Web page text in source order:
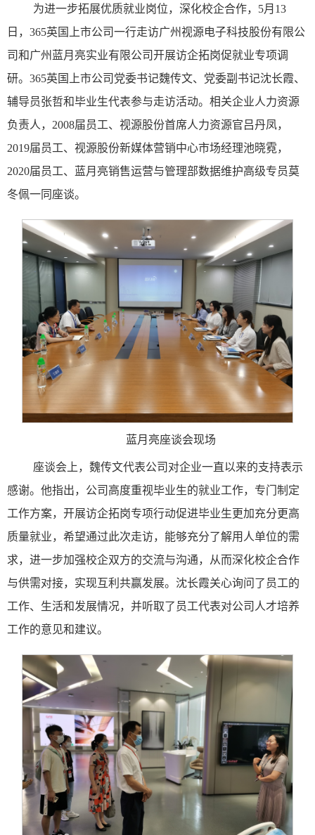
为进一步拓展优质就业岗位，深化校企合作，5月13
日，365英国上市公司一行走访广州视源电子科技股份有限公
司和广州蓝月亮实业有限公司开展访企拓岗促就业专项调
研。365英国上市公司党委书记魏传文、党委副书记沈长霞、
辅导员张哲和毕业生代表参与走访活动。相关企业人力资源
负责人，2008届员工、视源股份首席人力资源官吕丹凤，
2019届员工、视源股份新媒体营销中心市场经理池晓霓，
2020届员工、蓝月亮销售运营与管理部数据维护高级专员莫
冬佩一同座谈。
蓝月亮座谈会现场
座谈会上，魏传文代表公司对企业一直以来的支持表示
感谢。他指出，公司高度重视毕业生的就业工作，专门制定
工作方案，开展访企拓岗专项行动促进毕业生更加充分更高
质量就业，希望通过此次走访，能够充分了解用人单位的需
求，进一步加强校企双方的交流与沟通，从而深化校企合作
与供需对接，实现互利共赢发展。沈长霞关心询问了员工的
工作、生活和发展情况，并听取了员工代表对公司人才培养
工作的意见和建议。